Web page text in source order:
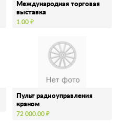
Международная торговая
выставка
1.00 ₽
Пульт радиоуправления
краном
72 000.00 ₽